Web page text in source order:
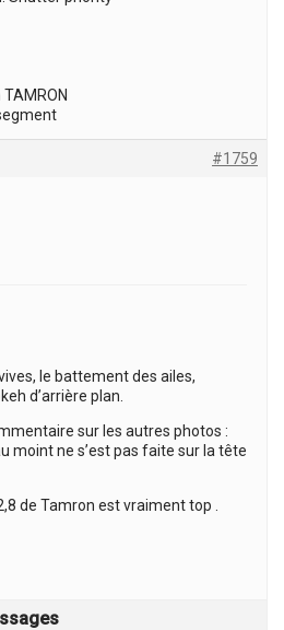
#1759
le battement des ailes,
d’arrière plan.
sur les autres photos :
moint ne s’est pas faite sur la tête
de Tamron est vraiment top .